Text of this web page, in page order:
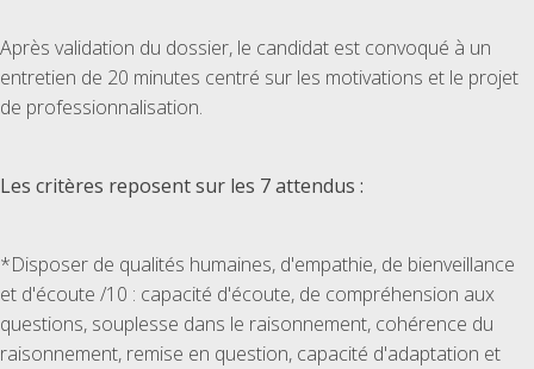
Après validation du dossier, le candidat est convoqué à un
entretien de 20 minutes centré sur les motivations et le projet
de professionnalisation.
Les critères reposent sur les 7 attendus :
*Disposer de qualités humaines, d'empathie, de bienveillance
et d'écoute /10 : capacité d'écoute, de compréhension aux
questions, souplesse dans le raisonnement, cohérence du
raisonnement, remise en question, capacité d'adaptation et